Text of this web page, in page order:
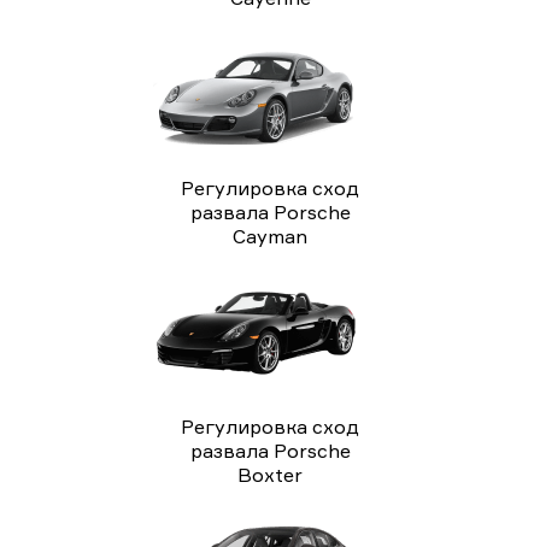
Регулировка сход
развала Porsche
Cayman
Регулировка сход
развала Porsche
Boxter